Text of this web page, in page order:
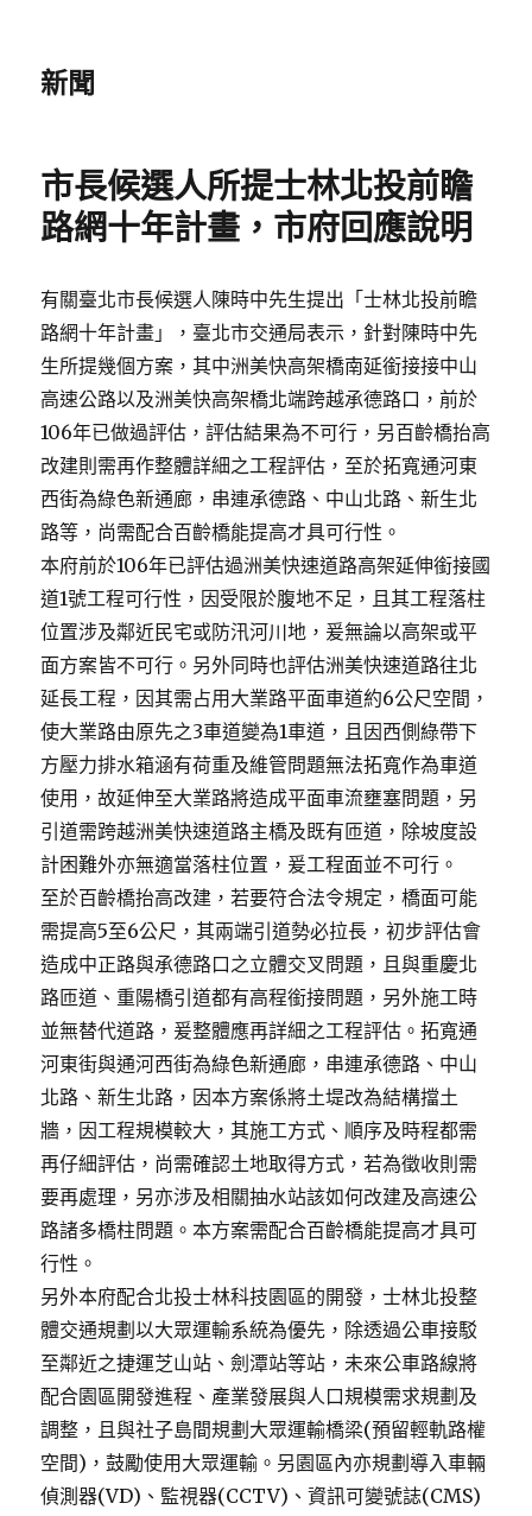
新聞
市長候選人所提士林北投前瞻
路網十年計畫，市府回應說明
有關臺北市長候選人陳時中先生提出「士林北投前瞻
路網十年計畫」，臺北市交通局表示，針對陳時中先
生所提幾個方案，其中洲美快高架橋南延銜接接中山
高速公路以及洲美快高架橋北端跨越承德路口，前於
106年已做過評估，評估結果為不可行，另百齡橋抬高
改建則需再作整體詳細之工程評估，至於拓寬通河東
西街為綠色新通廊，串連承德路、中山北路、新生北
路等，尚需配合百齡橋能提高才具可行性。
本府前於106年已評估過洲美快速道路高架延伸銜接國
道1號工程可行性，因受限於腹地不足，且其工程落柱
位置涉及鄰近民宅或防汛河川地，爰無論以高架或平
面方案皆不可行。另外同時也評估洲美快速道路往北
延長工程，因其需占用大業路平面車道約6公尺空間，
使大業路由原先之3車道變為1車道，且因西側綠帶下
方壓力排水箱涵有荷重及維管問題無法拓寬作為車道
使用，故延伸至大業路將造成平面車流壅塞問題，另
引道需跨越洲美快速道路主橋及既有匝道，除坡度設
計困難外亦無適當落柱位置，爰工程面並不可行。
至於百齡橋抬高改建，若要符合法令規定，橋面可能
需提高5至6公尺，其兩端引道勢必拉長，初步評估會
造成中正路與承德路口之立體交叉問題，且與重慶北
路匝道、重陽橋引道都有高程銜接問題，另外施工時
並無替代道路，爰整體應再詳細之工程評估。拓寬通
河東街與通河西街為綠色新通廊，串連承德路、中山
北路、新生北路，因本方案係將土堤改為結構擋土
牆，因工程規模較大，其施工方式、順序及時程都需
再仔細評估，尚需確認土地取得方式，若為徵收則需
要再處理，另亦涉及相關抽水站該如何改建及高速公
路諸多橋柱問題。本方案需配合百齡橋能提高才具可
行性。
另外本府配合北投士林科技園區的開發，士林北投整
體交通規劃以大眾運輸系統為優先，除透過公車接駁
至鄰近之捷運芝山站、劍潭站等站，未來公車路線將
配合園區開發進程、產業發展與人口規模需求規劃及
調整，且與社子島間規劃大眾運輸橋梁(預留輕軌路權
空間)，鼓勵使用大眾運輸。另園區內亦規劃導入車輛
偵測器(VD)、監視器(CCTV)、資訊可變號誌(CMS)